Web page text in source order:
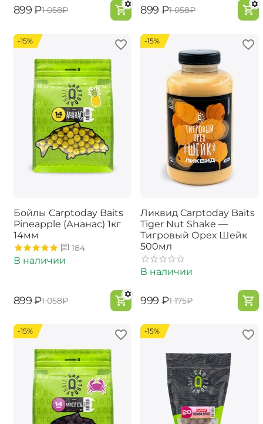
‍899‍ ₽‍1 058‍₽ ‍899‍ ₽‍1 058‍₽
-15%
Бойлы Carptoday Baits
Pineapple (Ананас) 1кг
14мм
184
В наличии
‍899‍ ₽‍1 058‍₽
-15%
Ликвид Carptoday Baits
Tiger Nut Shake —
Тигровый Орех Шейк
500мл
В наличии
‍999‍ ₽‍1 175‍₽
-15% -15%